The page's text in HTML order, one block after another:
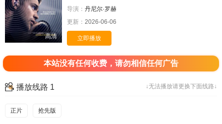
高清
导演： 丹尼尔·罗赫
更新： 2026-06-06
立即播放
本站没有任何收费，请勿相信任何广告
↓无法播放请更换下面线路↓
播放线路 1
正片 抢先版